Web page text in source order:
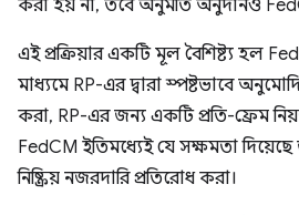
করা হয় না, তবে অনুমতি অনুদানও
এই প্রক্রিয়ার একটি মূল বৈশিষ্ট্য হল
মাধ্যমে RP-এর দ্বারা স্পষ্টভাবে
করা, RP-এর জন্য একটি প্রতি-ফ্রেম
FedCM ইতিমধ্যেই যে সক্ষমতা দিয়েছে
নিষ্ক্রিয় নজরদারি প্রতিরোধ করা।